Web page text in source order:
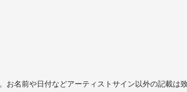
名前や日付などアーティストサイン以外の記載は